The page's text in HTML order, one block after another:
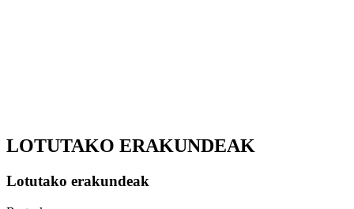
LOTUTAKO ERAKUNDEAK
Lotutako erakundeak